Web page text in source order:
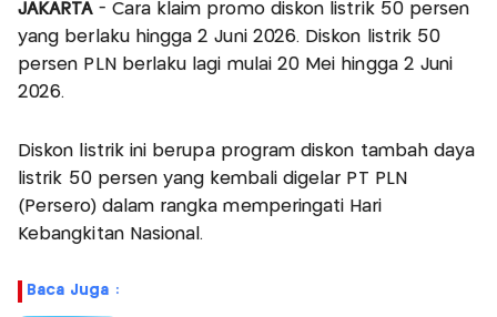
JAKARTA- Cara klaim promo diskon listrik 50 persen
yang berlaku hingga 2 Juni 2026. Diskon listrik 50
persen PLN berlaku lagi mulai 20 Mei hingga 2 Juni
2026.
Diskon listrik ini berupa program diskon tambah daya
listrik 50 persen yang kembali digelar PT PLN
(Persero) dalam rangka memperingati Hari
Kebangkitan Nasional.
Baca Juga :